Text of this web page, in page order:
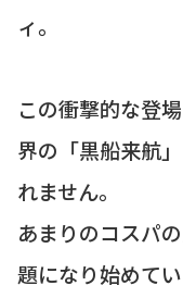
ィ。
この衝撃的な登
界の「黒船来航
れません。
あまりのコスパ
題になり始めて